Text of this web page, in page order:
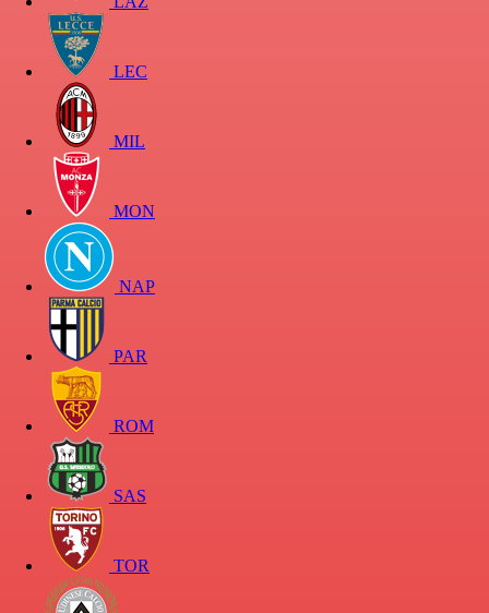
LEC
MIL
MON
NAP
PAR
ROM
SAS
TOR